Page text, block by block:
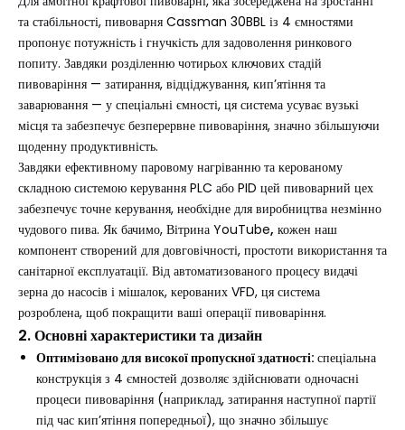
та стабільності, пивоварня Cassman 30BBL із 4 ємностями
пропонує потужність і гнучкість для задоволення ринкового
попиту. Завдяки розділенню чотирьох ключових стадій
пивоваріння — затирання, відціджування, кип’ятіння та
заварювання — у спеціальні ємності, ця система усуває вузькі
місця та забезпечує безперервне пивоваріння, значно збільшуючи
щоденну продуктивність.
Завдяки ефективному паровому нагріванню та керованому
складною системою керування PLC або PID цей пивоварний цех
забезпечує точне керування, необхідне для виробництва незмінно
чудового пива. Як бачимо, Вітрина YouTube, кожен наш
компонент створений для довговічності, простоти використання та
санітарної експлуатації. Від автоматизованого процесу видачі
зерна до насосів і мішалок, керованих VFD, ця система
розроблена, щоб покращити ваші операції пивоваріння.
2. Основні характеристики та дизайн
Оптимізовано для високої пропускної здатності: спеціальна
конструкція з 4 ємностей дозволяє здійснювати одночасні
процеси пивоваріння (наприклад, затирання наступної партії
під час кип’ятіння попередньої), що значно збільшує